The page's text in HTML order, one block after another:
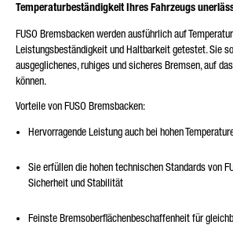
Temperaturbeständigkeit Ihres Fahrzeugs
FUSO Bremsbacken werden ausführlich auf
Leistungsbeständigkeit und Haltbarkeit getestet. Sie
ausgeglichenes, ruhiges und sicheres Bremsen, auf
können.
Vorteile von FUSO Bremsbacken:
Hervorragende Leistung auch bei hohen
Sie erfüllen die hohen technischen Standards von
Sicherheit und Stabilität
Feinste Bremsoberflächenbeschaffenheit für